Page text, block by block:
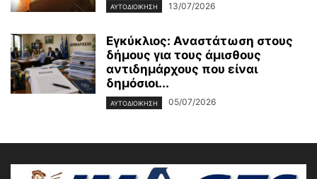
ΑΥΤΟΔΙΟΙΚΗΣΗ 13/07/2026
Εγκύκλιος: Αναστάτωση στους
δήμους για τους άμισθους
αντιδημάρχους που είναι
δημόσιοι...
ΑΥΤΟΔΙΟΙΚΗΣΗ 05/07/2026